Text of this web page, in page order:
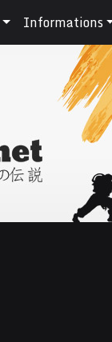
Informations